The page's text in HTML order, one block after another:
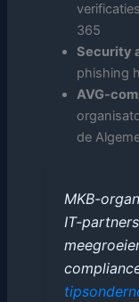
365
Security
phishing
AVG-
de
MKB-
IT-